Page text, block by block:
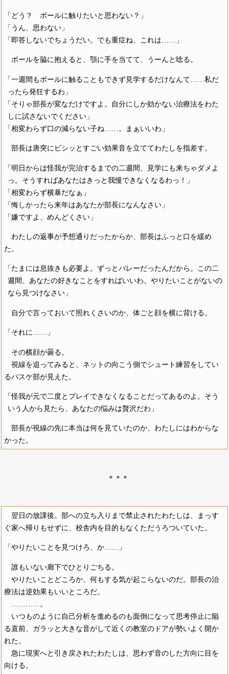
「どう？ ボールに触りたいと思わない？」
「うん、思わない」
「即答しないでちょうだい。でも重症ね、これは……」
ボールを脇に抱えると、顎に手を当てて、うーんと唸る。
「一週間もボールに触ることもできず見学するだけなんて……私だ
ったら発狂するわ」
「そりゃ部長が変なだけですよ。自分にしか効かない治療法をわた
しに試さないでください」
「相変わらず口の減らない子ね……。まぁいいわ」
部長は唐突にビシッとすごい効果音を立ててわたしを指差す。
「明日からは怪我が完治するまでの二週間、見学にも来ちゃダメよ
っ。そうすればあなたはきっと我慢できなくなるわっ！」
「相変わらず横暴だなぁ」
「悔しかったら来年はあなたが部長になんなさい」
「嫌ですよ、めんどくさい」
わたしの返事が予想通りだったからか、部長はふっと口を緩め
た。
「たまには息抜きも必要よ。ずっとバレーだったんだから。この二
週間、あなたの好きなことをすればいいわ。やりたいことがないの
なら見つけなさい」
自分で言っておいて照れくさいのか、体ごと顔を横に背ける。
「それに……」
その横顔が曇る。
視線を追ってみると、ネットの向こう側でシュート練習をしてい
るバスケ部が見えた。
「怪我が元で二度とプレイできなくなることだってあるのよ。そう
いう人から見たら、あなたの悩みは贅沢だわ」
部長が視線の先に本当は何を見ていたのか、わたしにはわからな
かった。
＊＊＊
翌日の放課後。部への立ち入りまで禁止されたわたしは、まっす
ぐ家へ帰りもせずに、校舎内を目的もなくただうろついていた。
「やりたいことを見つけろ、か……」
誰もいない廊下でひとりごちる。
やりたいことどころか、何もする気が起こらないのだ。部長の治
療法は逆効果もいいところだ。
…………。
いつものように自己分析を進めるのも面倒になって思考停止に陥
る直前、ガラッと大きな音がして近くの教室のドアが勢いよく開か
れた。
急に現実へと引き戻されたわたしは、思わず音のした方向に目を
向ける。